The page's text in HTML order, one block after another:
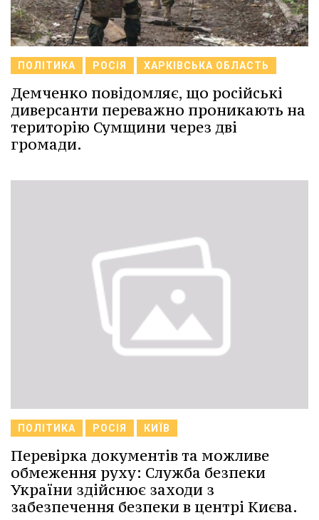
ПОЛІТИКА РОСІЯ ХАРКІВСЬКА ОБЛАСТЬ
Демченко повідомляє, що російські
диверсанти переважно проникають на
територію Сумщини через дві
громади.
ПОЛІТИКА РОСІЯ КИЇВ
Перевірка документів та можливе
обмеження руху: Служба безпеки
України здійснює заходи з
забезпечення безпеки в центрі Києва.